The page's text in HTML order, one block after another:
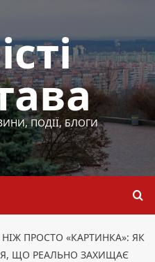
ПОДІЇ, БЛОГИ
ПРОСТО «КАРТИНКА»: ЯК
ЩО РЕАЛЬНО ЗАХИЩАЄ